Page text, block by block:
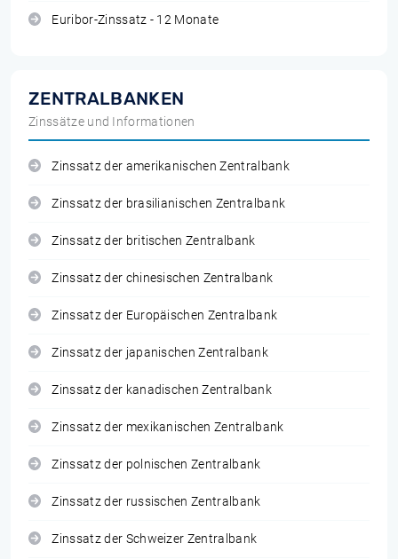
Euribor-Zinssatz - 12 Monate
ZENTRALBANKEN
Zinssätze und Informationen
Zinssatz der amerikanischen Zentralbank
Zinssatz der brasilianischen Zentralbank
Zinssatz der britischen Zentralbank
Zinssatz der chinesischen Zentralbank
Zinssatz der Europäischen Zentralbank
Zinssatz der japanischen Zentralbank
Zinssatz der kanadischen Zentralbank
Zinssatz der mexikanischen Zentralbank
Zinssatz der polnischen Zentralbank
Zinssatz der russischen Zentralbank
Zinssatz der Schweizer Zentralbank